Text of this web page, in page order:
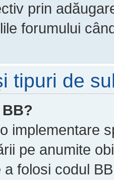
prin
forumului
tipuri de
implementare
pe anumite
a folosi codul